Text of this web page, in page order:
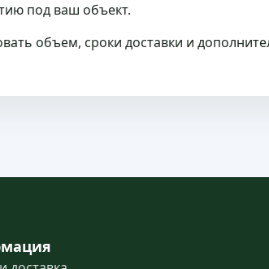
под ваш объект.
объем, сроки доставки и